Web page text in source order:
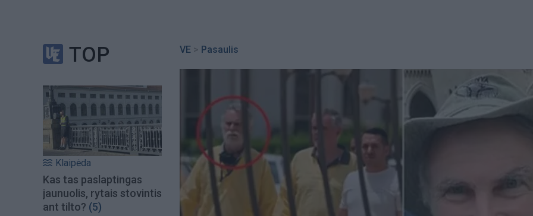
TOP
Klaipėda
Kas tas paslaptingas
jaunuolis, rytais stovintis
ant tilto? (5)
VE > Pasaulis